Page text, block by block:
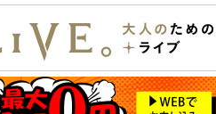
23:00
SUPER EIGHT特集
24:00
25:00
エムオン! ヒッツ